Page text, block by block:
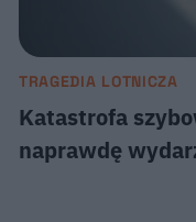
TRAGEDIA LOTNICZA
Katastrofa
naprawdę